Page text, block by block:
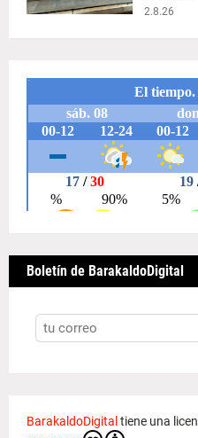
2.8.26
Boletín de BarakaldoDigital
BarakaldoDigital tiene una